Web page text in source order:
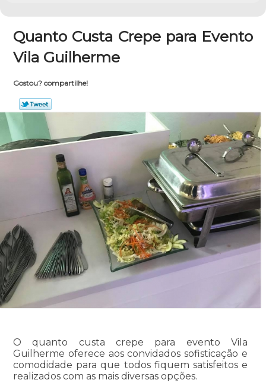
Quanto Custa Crepe para Evento
Vila Guilherme
Gostou? compartilhe!
O quanto custa crepe para evento Vila
Guilherme oferece aos convidados sofisticação e
comodidade para que todos fiquem satisfeitos e
realizados com as mais diversas opções.